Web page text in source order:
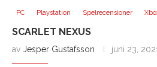
PC Playstation Spelrecensioner
SCARLET NEXUS
av Jesper Gustafsson juni 23,